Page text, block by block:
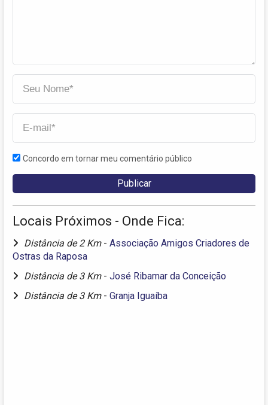
Concordo em tornar meu comentário público
Locais Próximos - Onde Fica:
Distância de 2 Km - Associação Amigos Criadores de
Ostras da Raposa
Distância de 3 Km - José Ribamar da Conceição
Distância de 3 Km - Granja Iguaíba